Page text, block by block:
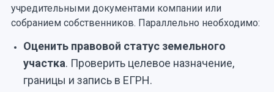
учредительными документами компании или
собранием собственников. Параллельно необходимо:
Оценить правовой статус земельного
участка. Проверить целевое назначение,
границы и запись в ЕГРН.